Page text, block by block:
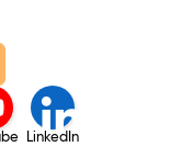
LinkedIn